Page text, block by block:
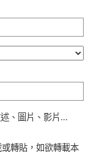
、圖片、影片...
轉貼，如欲轉載本